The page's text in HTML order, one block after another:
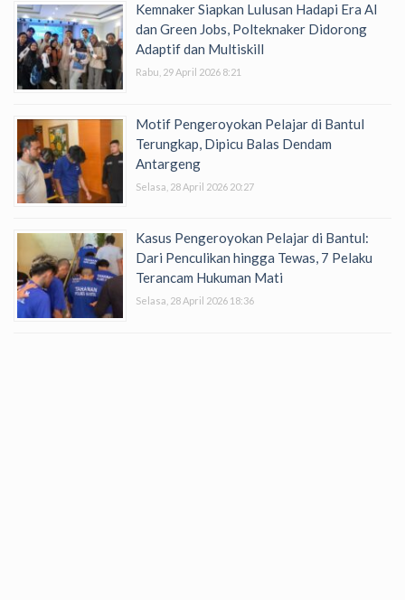
Kemnaker Siapkan Lulusan Hadapi Era AI
dan Green Jobs, Polteknaker Didorong
Adaptif dan Multiskill
Rabu, 29 April 2026 8:21
Motif Pengeroyokan Pelajar di Bantul
Terungkap, Dipicu Balas Dendam
Antargeng
Selasa, 28 April 2026 20:27
Kasus Pengeroyokan Pelajar di Bantul:
Dari Penculikan hingga Tewas, 7 Pelaku
Terancam Hukuman Mati
Selasa, 28 April 2026 18:36